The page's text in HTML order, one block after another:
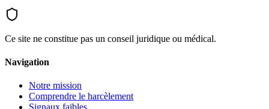
Ce site ne constitue pas un conseil juridique ou médical.
Navigation
Notre mission
Comprendre le harcèlement
Signaux faibles